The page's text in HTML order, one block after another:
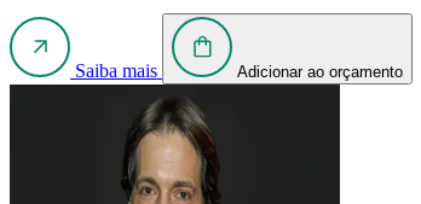
Saiba mais Adicionar ao orçamento